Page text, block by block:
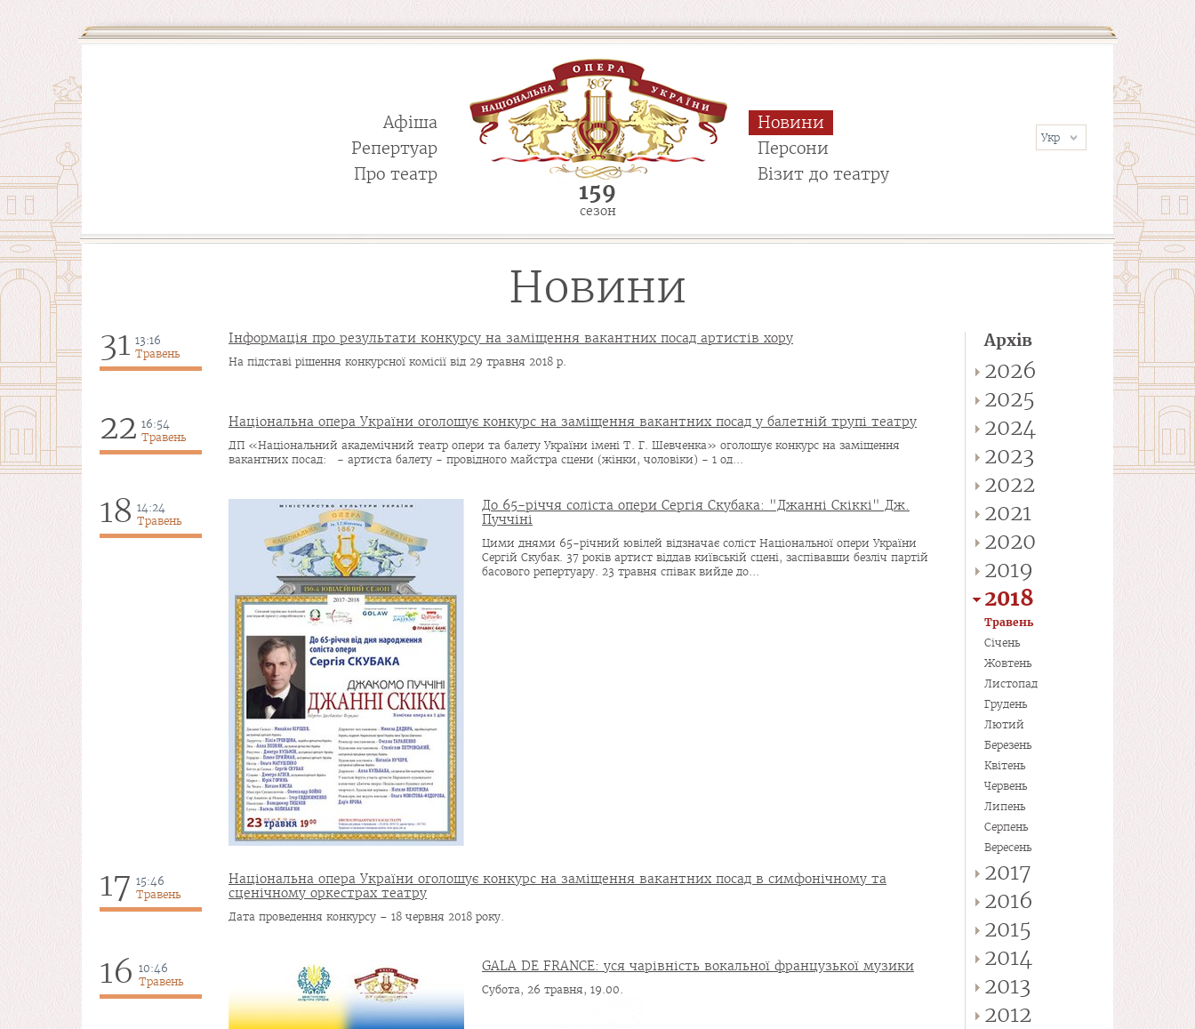
Афіша
Репертуар
Про театр
Новини
Персони
Візит до театру
159
сезон
Новини
Архів
2026
2025
2024
2023
2022
2021
2020
2019
2018
Травень
Січень
Жовтень
Листопад
Грудень
Лютий
Березень
Квітень
Червень
Липень
Серпень
Вересень
2017
2016
2015
2014
2013
2012
31 13:16
Травень
Інформація про результати конкурсу на заміщення вакантних посад артистів хору
На підставі рішення конкурсної комісії від 29 травня 2018 р.
22 16:54
Травень
Національна опера України оголошує конкурс на заміщення вакантних посад у балетній трупі театру
ДП «Національний академічний театр опери та балету України імені Т. Г. Шевченка» оголошує конкурс на заміщення
вакантних посад: - артиста балету - провідного майстра сцени (жінки, чоловіки) - 1 од...
18 14:24
Травень
До 65-річчя соліста опери Сергія Скубака: "Джанні Скіккі" Дж.
Пуччіні
Цими днями 65-річний ювілей відзначає соліст Національної опери України
Сергій Скубак. 37 років артист віддав київській сцені, заспівавши безліч партій
басового репертуару. 23 травня співак вийде до...
17 15:46
Травень
Національна опера України оголошує конкурс на заміщення вакантних посад в симфонічному та
сценічному оркестрах театру
Дата проведення конкурсу – 18 червня 2018 року.
16 10:46
Травень
GALA DE FRANCE: уся чарівність вокальної французької музики
Субота, 26 травня, 19.00.